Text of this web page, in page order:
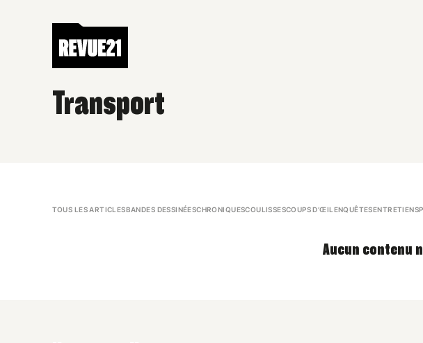
Transport
TOUS LES ARTICLESBANDES DESSINÉESCHRONIQUESCOULISSESCOUPS D’ŒIL ENQUÊTESENTRETIENS
Aucun contenu